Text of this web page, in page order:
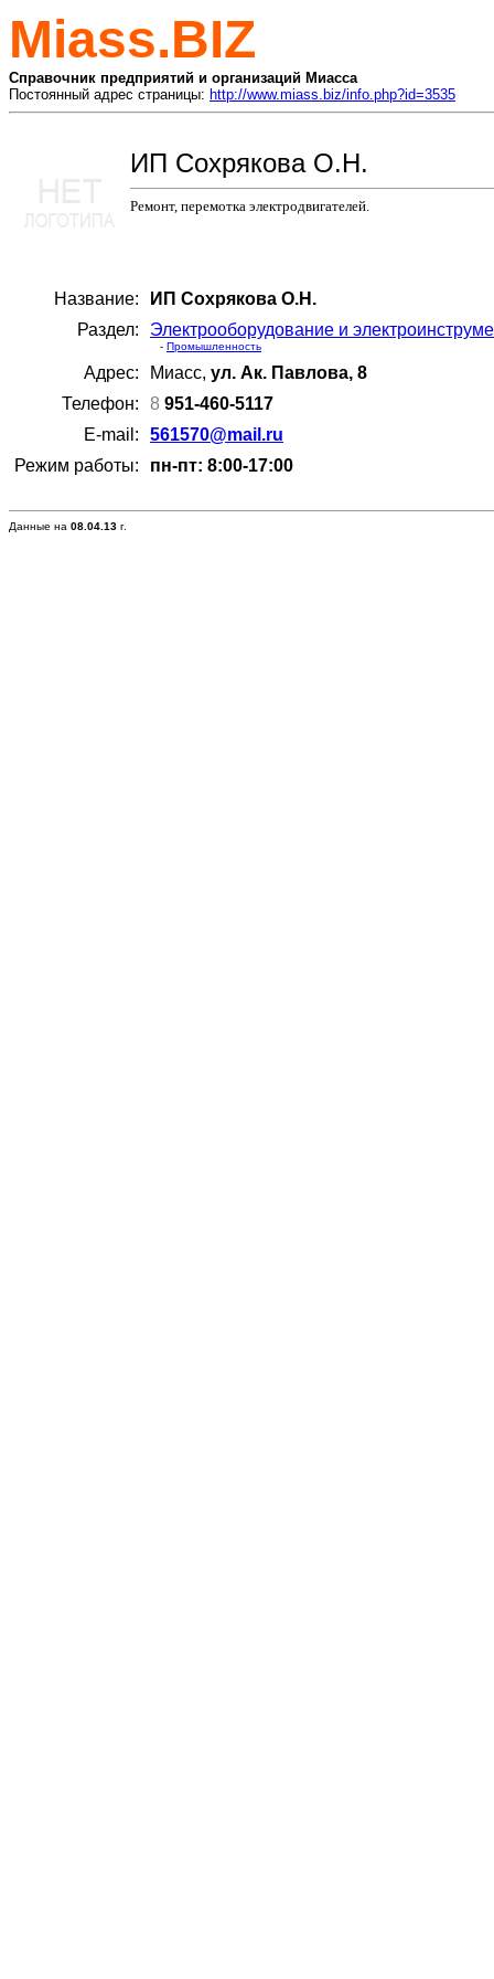
Miass.BIZ
Справочник предприятий и организаций Миасса
Постоянный адрес страницы: http://www.miass.biz/info.php?id=3535
ИП Сохрякова О.Н.
Ремонт, перемотка электродвигателей.
Название:
ИП Сохрякова О.Н.
Раздел:
Электрооборудование и
- Промышленность
Адрес: Миасс, ул. Ак. Павлова, 8
Телефон:
8 951-460-5117
E-mail:
561570@mail.ru
Режим работы:
пн-пт: 8:00-17:00
Данные на 08.04.13 г.